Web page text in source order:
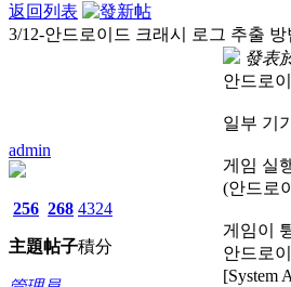
返回列表
3/12-안드로이드 크래시 로그 추출 방
admin
256
主題
268
帖子
4324
積分
發表
안드로
일부 기
게임 실
(안드로
게임이
안드로
[System